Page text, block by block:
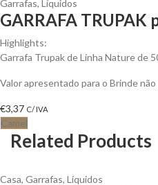
Garrafas, Líquidos
GARRAFA TRUPAK
Highlights:
Garrafa Trupak de Linha Nature de
Valor apresentado para o Brinde
€3,37 C/ IVA
Camel
Related Products
Casa, Garrafas, Líquidos